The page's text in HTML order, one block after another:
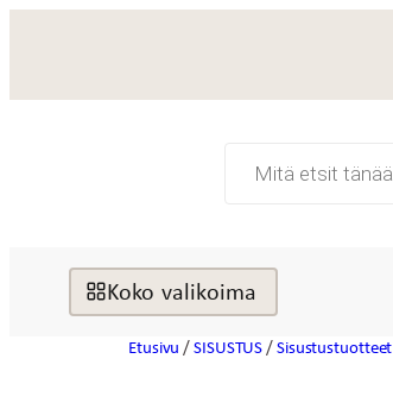
search
Koko valikoima
Etusivu /SISUSTUS/Sisustustuotteet